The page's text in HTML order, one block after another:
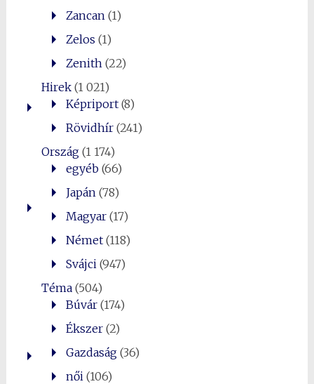
Zancan (1)
Zelos (1)
Zenith (22)
Hirek(1 021)
Képriport(8)
Rövidhír(241)
Ország(1 174)
egyéb(66)
Japán (78)
Magyar(17)
Német(118)
Svájci (947)
Téma(504)
Búvár(174)
Ékszer(2)
Gazdaság(36)
női (106)